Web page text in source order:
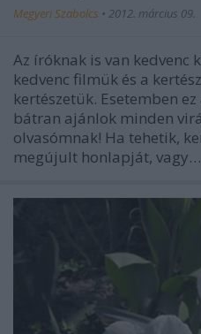
Megyeri Szabolcs • 2012. március 09.
Az íróknak is van kedvenc
kedvenc filmük és a
kertészetük. Esetemben
bátran ajánlok minden
olvasómnak! Ha tehetik,
megújult honlapját, vagy…